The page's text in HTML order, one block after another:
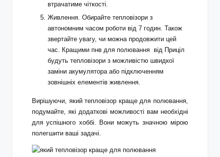
втрачатиме чіткості.
Живлення. Обирайте тепловізори з
автономним часом роботи від 7 годин. Також
звертайте увагу, чи можна продовжити цей
час. Кращими пнв для полювання від Приціл
будуть тепловізори з можливістю швидкої
заміни акумулятора або підключенням
зовнішніх елементів живлення.
Вирішуючи, який тепловізор краще для полювання,
подумайте, які додаткові можливості вам необхідні
для успішного хоббі. Вони можуть значною мірою
полегшити ваші задачі.